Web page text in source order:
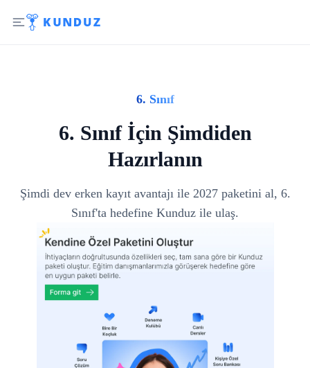
6. Sınıf
6. Sınıf İçin Şimdiden
Hazırlanın
Şimdi dev erken kayıt avantajı ile 2027 paketini al, 6.
Sınıf'ta hedefine Kunduz ile ulaş.